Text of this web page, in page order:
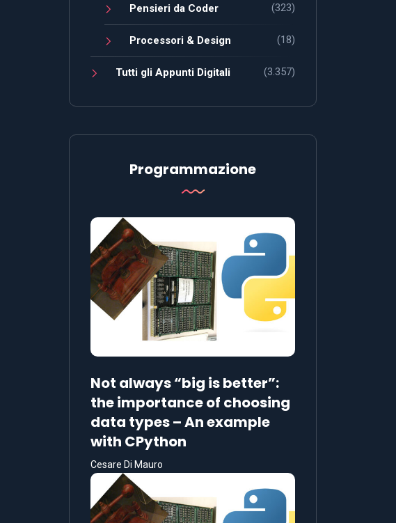
Pensieri da Coder (323)
Processori & Design (18)
Tutti gli Appunti Digitali (3.357)
Programmazione
Not always “big is better”:
the importance of choosing
data types – An example
with CPython
Cesare Di Mauro